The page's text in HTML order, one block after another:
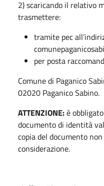
2) scaricando il relativo
trasmettere:
tramite pec
per posta
Comune di Paganico
02020 Paganico Sabino.
ATTENZIONE:è
documento di identità
copia del documento
considerazione.